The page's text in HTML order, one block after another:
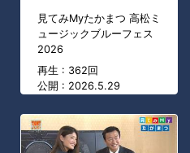
見てみMyたかまつ 高松ミ
ュージックブルーフェス
2026
再生 : 362回
公開 : 2026.5.29